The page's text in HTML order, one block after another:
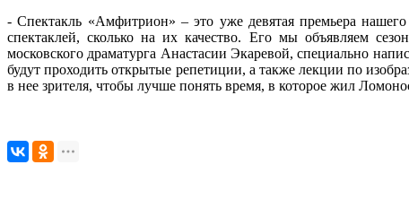
- Спектакль «Амфитрион» – это уже девятая премьера
спектаклей, сколько на их качество. Его мы объявляем
московского драматурга Анастасии Экаревой, специально
будут проходить открытые репетиции, а также лекции по
в нее зрителя, чтобы лучше понять время, в которое жил